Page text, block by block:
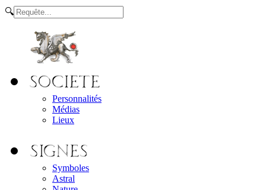
🔍
Personnalités
Médias
Lieux
Symboles
Astral